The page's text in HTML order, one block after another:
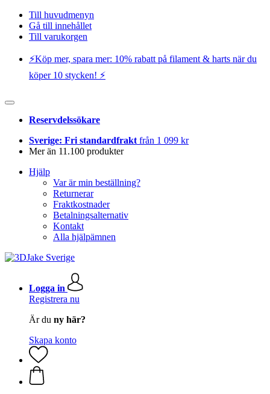
Till huvudmenyn
Gå till innehållet
Till varukorgen
⚡️Köp mer, spara mer: 10% rabatt på filament & harts när du
köper 10 stycken! ⚡️
Reservdelssökare
Sverige: Fri standardfrakt från 1 099 kr
Mer än 11.100 produkter
Hjälp
Var är min beställning?
Returnerar
Fraktkostnader
Betalningsalternativ
Kontakt
Alla hjälpämnen
Logga in
Registrera nu
Är du ny här?
Skapa konto